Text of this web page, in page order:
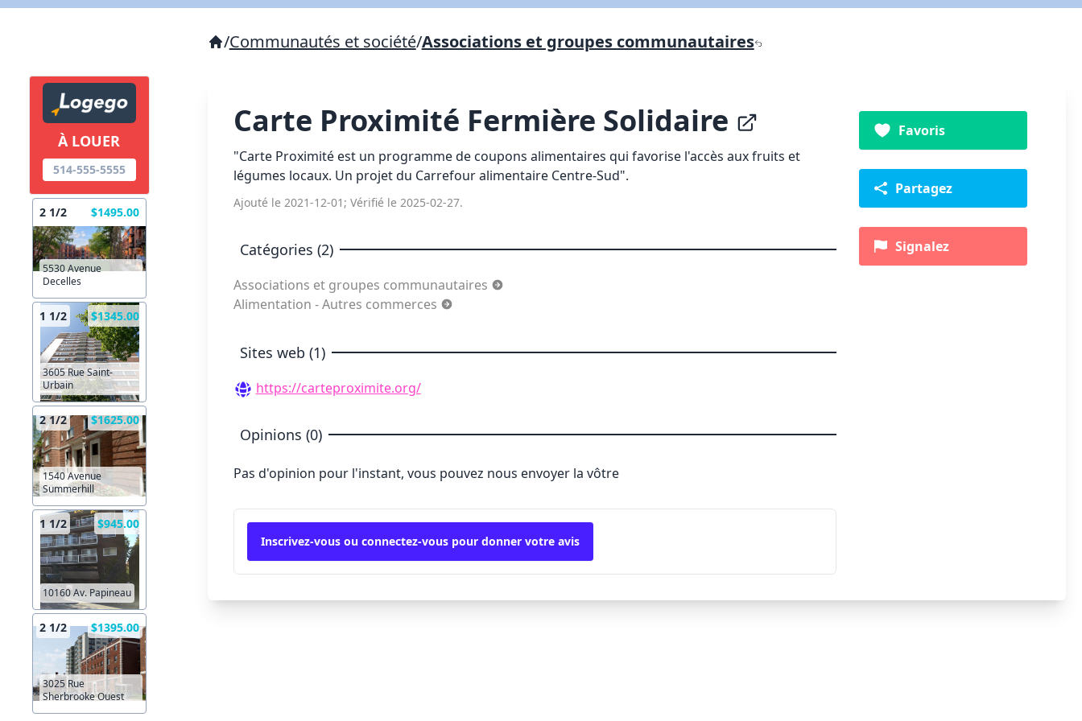
À LOUER
514-555-5555
2 1/2 $1495.00
5530 Avenue
Decelles
1 1/2 $1345.00
3605 Rue Saint-
Urbain
2 1/2 $1625.00
1540 Avenue
Summerhill
1 1/2 $945.00
10160 Av. Papineau
2 1/2 $1395.00
3025 Rue
Sherbrooke Ouest
/Communautés et société/Associations et groupes communautaires
Carte Proximité Fermière Solidaire
"Carte Proximité est un programme de coupons alimentaires qui favorise l'accès aux fruits et
légumes locaux. Un projet du Carrefour alimentaire Centre-Sud".
Ajouté le 2021-12-01; Vérifié le 2025-02-27.
Catégories (2)
Associations et groupes communautaires
Alimentation - Autres commerces
Sites web (1)
https://carteproximite.org/
Opinions (0)
Pas d'opinion pour l'instant, vous pouvez nous envoyer la vôtre
Inscrivez-vous ou connectez-vous pour donner votre avis
Favoris
Partagez
Signalez
X Fermer Envoyez
Copier lien
X Fermer Envoyez